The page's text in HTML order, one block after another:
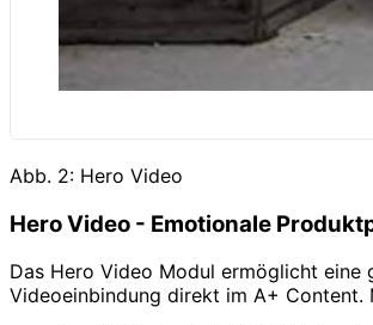
Abb. 2: Hero Video
Hero Video - Emotionale
Das Hero Video Modul ermöglicht eine
Videoeinbindung direkt im A+ Content.